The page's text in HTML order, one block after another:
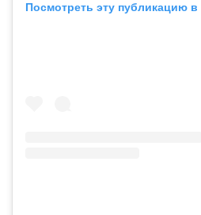
Посмотреть эту публикацию в